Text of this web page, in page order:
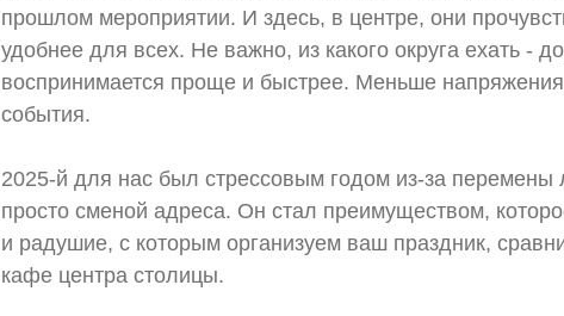
прошлом мероприятии. И здесь, в центре, они
удобнее для всех. Не важно, из какого округа ехать -
воспринимается проще и быстрее. Меньше
события.
2025-й для нас был стрессовым годом из-за перемены
просто сменой адреса. Он стал преимуществом,
и радушие, с которым организуем ваш праздник,
кафе центра столицы.